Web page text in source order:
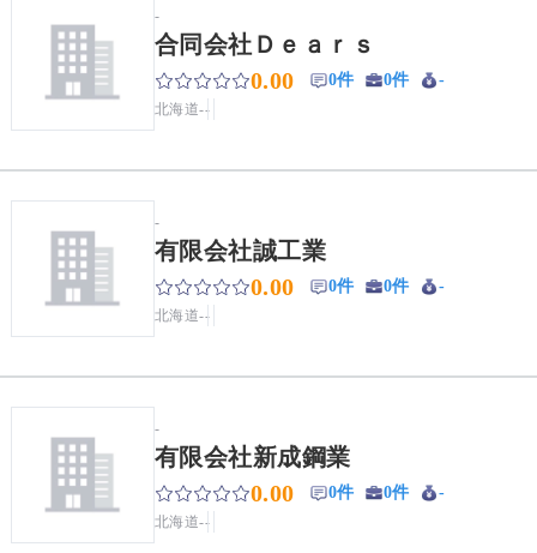
-
合同会社Ｄｅａｒｓ
0.00
0件 0件 -
北海道--
-
有限会社誠工業
0.00
0件 0件 -
北海道--
-
有限会社新成鋼業
0.00
0件 0件 -
北海道--